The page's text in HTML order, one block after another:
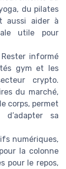
du pilates
aussi aider à
utile pour
Rester informé
gym et les
crypto.
du marché,
corps, permet
d’adapter sa
numériques,
la colonne
pour le repos,